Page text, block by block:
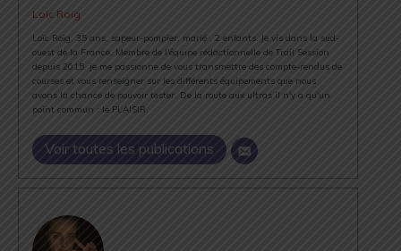
Loïc Roig
Loïc Roig, 35 ans, sapeur-pompier, marié , 2 enfants. Je vis dans la sud-
ouest de la France. Membre de l'équipe rédactionnelle de Trail Session
depuis 2015, je me passionne de vous transmettre des compte-rendus de
courses et vous renseigner sur les différents équipements que nous
avons la chance de pouvoir tester. De la route aux ultras il n'y a qu'un
point commun : le PLAISIR.
Voir toutes les publications